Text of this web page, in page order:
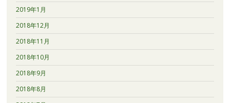
2019年1月
2018年12月
2018年11月
2018年10月
2018年9月
2018年8月